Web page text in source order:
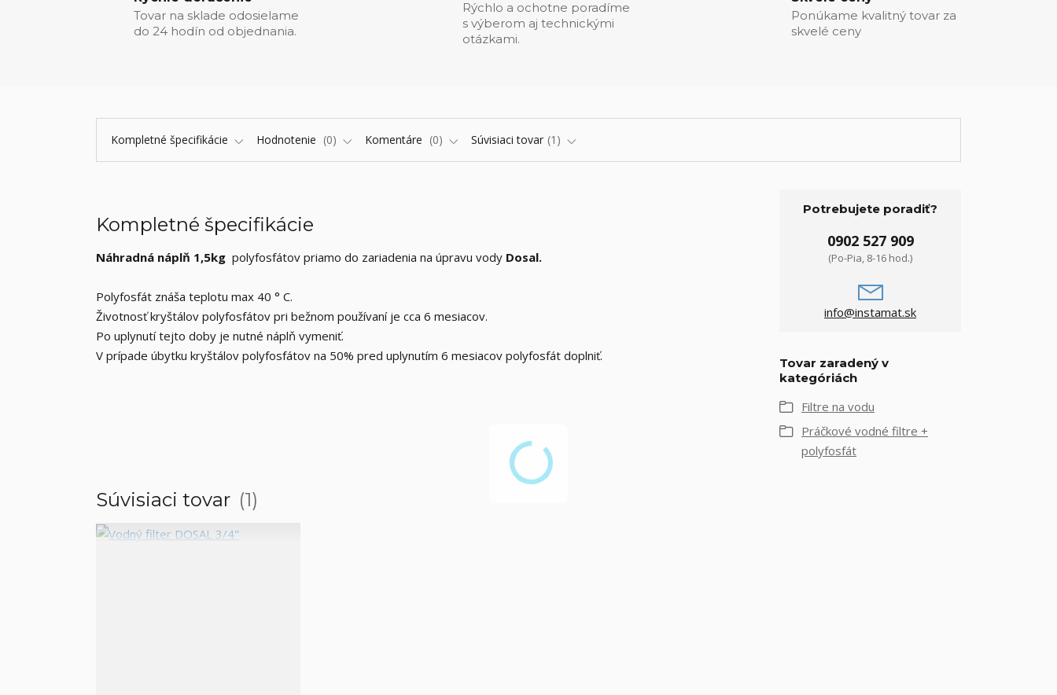
Tovar na sklade odosielame
do 24 hodín od objednania.
Rýchlo a ochotne poradíme
s výberom aj technickými
otázkami.
Ponúkame kvalitný tovar za
skvelé ceny
Kompletné špecifikácie Hodnotenie 0 Komentáre 0 Súvisiaci tovar 1
Kompletné špecifikácie
Náhradná náplň 1,5kg polyfosfátov priamo do zariadenia na úpravu vody Dosal.
Polyfosfát znáša teplotu max 40 ° C.
Životnosťkryštálov polyfosfátov pri bežnom používaní je cca 6 mesiacov.
Po uplynutítejto doby je nutné náplň vymeniť.
V prípade úbytku kryštálov polyfosfátov na 50% pred uplynutím 6 mesiacov polyfosfát doplniť.
Potrebujete poradiť?
0902 527 909
(Po-Pia, 8-16 hod.)
info@instamat.sk
Tovar zaradený v
kategóriách
Filtre na vodu
Práčkové vodné filtre +
polyfosfát
Súvisiaci tovar 1